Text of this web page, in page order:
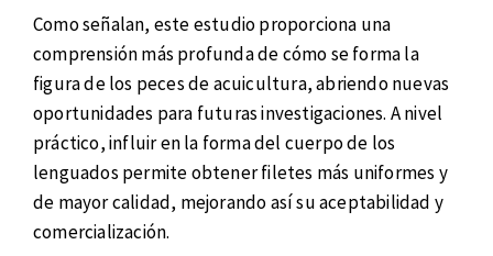
Como señalan, este estudio proporciona una
comprensión más profunda de cómo se forma la
figura de los peces de acuicultura, abriendo nuevas
oportunidades para futuras investigaciones. A nivel
práctico, influir en la forma del cuerpo de los
lenguados permite obtener filetes más uniformes y
de mayor calidad, mejorando así su aceptabilidad y
comercialización.